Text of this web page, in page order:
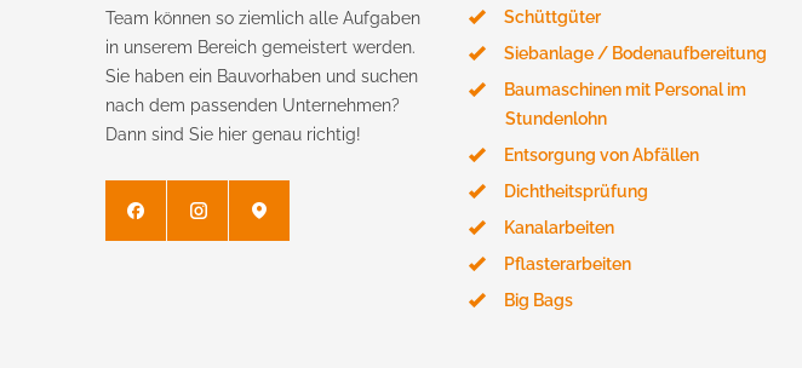
Team können so ziemlich alle Aufgaben
in unserem Bereich gemeistert werden.
Sie haben ein Bauvorhaben und suchen
nach dem passenden Unternehmen?
Dann sind Sie hier genau richtig!
Schüttgüter
Siebanlage / Bodenaufbereitung
Baumaschinen mit Personal im
Stundenlohn
Entsorgung von Abfällen
Dichtheitsprüfung
Kanalarbeiten
Pflasterarbeiten
Big Bags